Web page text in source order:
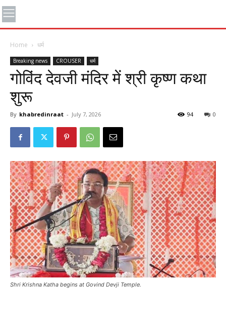
Home धर्म
Breaking news CROUSER धर्म
गोविंद देवजी मंदिर में श्री कृष्ण कथा
शुरू
By khabredinraat - July 7, 2026 0
94
Shri Krishna Katha begins at Govind Devji Temple.